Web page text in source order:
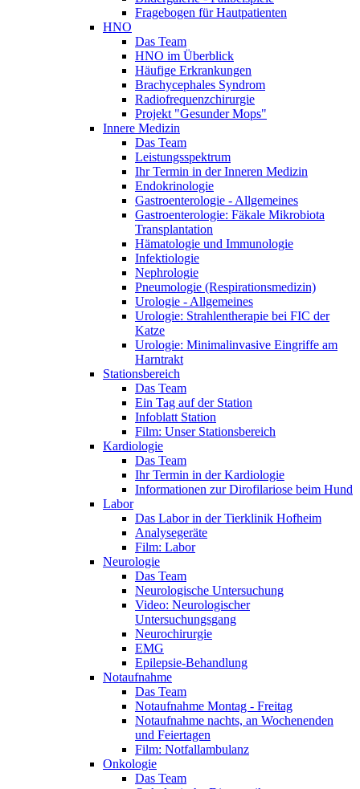
Fragebogen für Hautpatienten
HNO
Das Team
HNO im Überblick
Häufige Erkrankungen
Brachycephales Syndrom
Radiofrequenzchirurgie
Projekt "Gesunder Mops"
Innere Medizin
Das Team
Leistungsspektrum
Ihr Termin in der Inneren Medizin
Endokrinologie
Gastroenterologie - Allgemeines
Gastroenterologie: Fäkale Mikrobiota
Transplantation
Hämatologie und Immunologie
Infektiologie
Nephrologie
Pneumologie (Respirationsmedizin)
Urologie - Allgemeines
Urologie: Strahlentherapie bei FIC der
Katze
Urologie: Minimalinvasive Eingriffe am
Harntrakt
Stationsbereich
Das Team
Ein Tag auf der Station
Infoblatt Station
Film: Unser Stationsbereich
Kardiologie
Das Team
Ihr Termin in der Kardiologie
Informationen zur Dirofilariose beim Hund
Labor
Das Labor in der Tierklinik Hofheim
Analysegeräte
Film: Labor
Neurologie
Das Team
Neurologische Untersuchung
Video: Neurologischer
Untersuchungsgang
Neurochirurgie
EMG
Epilepsie-Behandlung
Notaufnahme
Das Team
Notaufnahme Montag - Freitag
Notaufnahme nachts, an Wochenenden
und Feiertagen
Film: Notfallambulanz
Onkologie
Das Team